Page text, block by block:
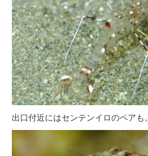
出口付近にはセンテンイロのペアも。